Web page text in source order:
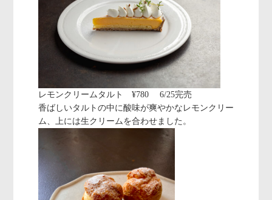
レモンクリームタルト ¥780 6/25完売
香ばしいタルトの中に酸味が爽やかなレモンクリー
ム、上には生クリームを合わせました。